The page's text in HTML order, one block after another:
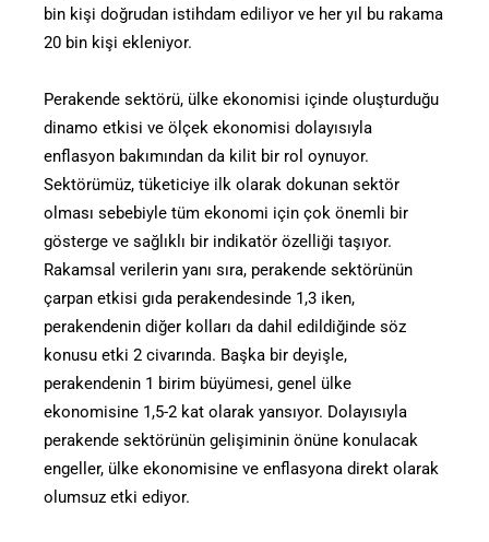
bin kişi doğrudan istihdam ediliyor ve her yıl bu rakama
20 bin kişi ekleniyor.
Perakende sektörü, ülke ekonomisi içinde oluşturduğu
dinamo etkisi ve ölçek ekonomisi dolayısıyla
enflasyon bakımından da kilit bir rol oynuyor.
Sektörümüz, tüketiciye ilk olarak dokunan sektör
olması sebebiyle tüm ekonomi için çok önemli bir
gösterge ve sağlıklı bir indikatör özelliği taşıyor.
Rakamsal verilerin yanı sıra, perakende sektörünün
çarpan etkisi gıda perakendesinde 1,3 iken,
perakendenin diğer kolları da dahil edildiğinde söz
konusu etki 2 civarında. Başka bir deyişle,
perakendenin 1 birim büyümesi, genel ülke
ekonomisine 1,5-2 kat olarak yansıyor. Dolayısıyla
perakende sektörünün gelişiminin önüne konulacak
engeller, ülke ekonomisine ve enflasyona direkt olarak
olumsuz etki ediyor.